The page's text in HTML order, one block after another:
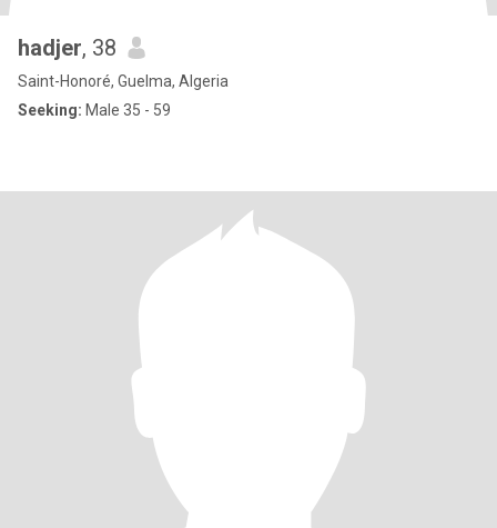
hadjer, 38
Saint-Honoré, Guelma, Algeria
Seeking: Male 35 - 59